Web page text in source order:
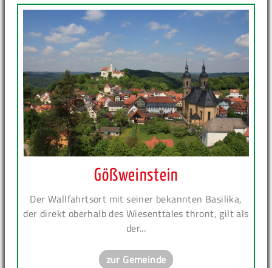
Gößweinstein
Der Wallfahrtsort mit seiner bekannten Basilika,
der direkt oberhalb des Wiesenttales thront, gilt als
der...
zur Gemeinde